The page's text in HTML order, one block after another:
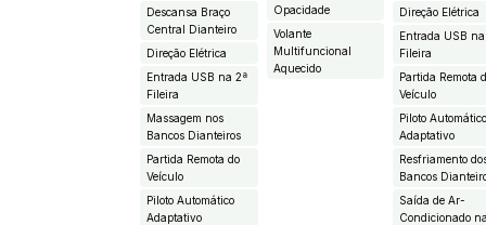
Descansa Braço
Central Dianteiro
Direção Elétrica
Entrada USB na 2ª
Fileira
Massagem nos
Bancos Dianteiros
Partida Remota do
Veículo
Piloto Automático
Adaptativo
Opacidade
Volante
Multifuncional
Aquecido
Direção Elétrica
Entrada USB
Fileira
Partida Remota
Veículo
Piloto
Adaptativo
Resfriamento
Bancos
Saída de Ar-
Condicionado